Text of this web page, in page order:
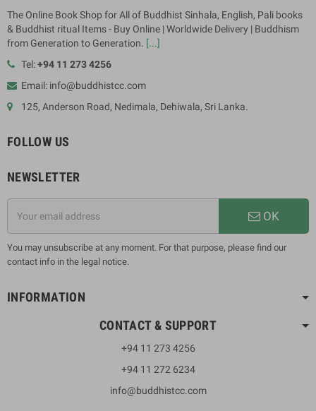
The Online Book Shop for All of Buddhist Sinhala, English, Pali books
& Buddhist ritual Items - Buy Online | Worldwide Delivery | Buddhism
from Generation to Generation. [...]
Tel:+94 11 273 4256
Email: info@buddhistcc.com
125, Anderson Road, Nedimala, Dehiwala, Sri Lanka.
FOLLOW US
NEWSLETTER
OK
You may unsubscribe at any moment. For that purpose, please find our
contact info in the legal notice.
INFORMATION
CONTACT & SUPPORT
+94 11 273 4256
+94 11 272 6234
info@buddhistcc.com